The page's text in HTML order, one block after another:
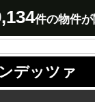
件の物件が
デッツァ